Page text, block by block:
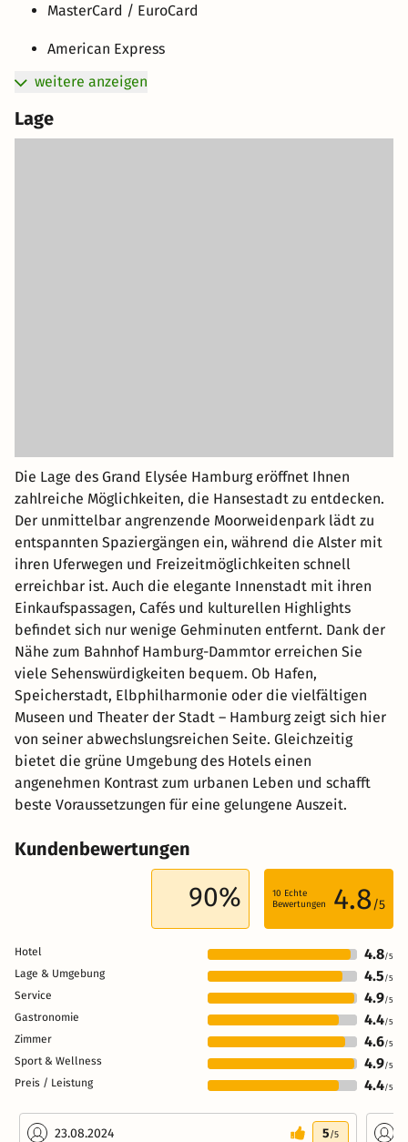
MasterCard / EuroCard
American Express
weitere anzeigen
Lage
Die Lage des Grand Elysée Hamburg eröffnet Ihnen
zahlreiche Möglichkeiten, die Hansestadt zu entdecken.
Der unmittelbar angrenzende Moorweidenpark lädt zu
entspannten Spaziergängen ein, während die Alster mit
ihren Uferwegen und Freizeitmöglichkeiten schnell
erreichbar ist. Auch die elegante Innenstadt mit ihren
Einkaufspassagen, Cafés und kulturellen Highlights
befindet sich nur wenige Gehminuten entfernt. Dank der
Nähe zum Bahnhof Hamburg-Dammtor erreichen Sie
viele Sehenswürdigkeiten bequem. Ob Hafen,
Speicherstadt, Elbphilharmonie oder die vielfältigen
Museen und Theater der Stadt – Hamburg zeigt sich hier
von seiner abwechslungsreichen Seite. Gleichzeitig
bietet die grüne Umgebung des Hotels einen
angenehmen Kontrast zum urbanen Leben und schafft
beste Voraussetzungen für eine gelungene Auszeit.
Kundenbewertungen
90% 10 Echte
Bewertungen
4.8/5
Hotel 4.8/5
Lage & Umgebung 4.5 /5
Service 4.9/5
Gastronomie 4.4/5
Zimmer 4.6/5
Sport & Wellness 4.9/5
Preis / Leistung 4.4/5
23.08.2024 5/5